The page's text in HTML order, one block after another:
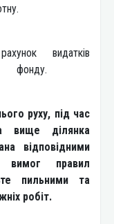
полотну.
видатків
фонду.
руху, під час
вище ділянка
відповідними
вимог правил
пильними та
робіт.